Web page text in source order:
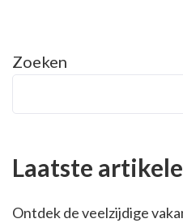
Zoeken
Laatste
Ontdek de veelzijdige